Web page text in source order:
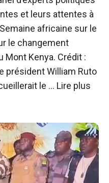
et leurs attentes à
africaine sur le
le changement
Mont Kenya. Crédit :
président William Ruto
le … Lire plus